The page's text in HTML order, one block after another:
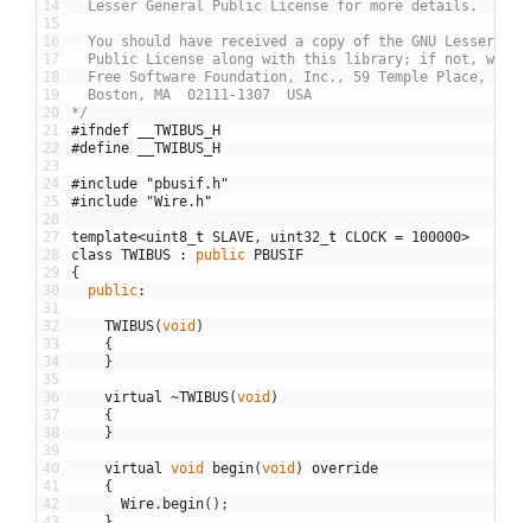
14
15
16
17
18
19
20
21
22
23
24
25
26
27
28
29
30
31
32
33
34
35
36
37
38
39
40
41
42
Lesser General Public License for more details.
You should have received a copy of the GNU Lesser
Public License along with this library; if not,
Free Software Foundation, Inc., 59 Temple Place,
Boston, MA  02111-1307  USA
*/
#ifndef __TWIBUS_H
#define __TWIBUS_H
#include "pbusif.h"
#include "Wire.h"
template<uint8 t SLAVE, uint32 t CLOCK = 100000>
class TWIBUS : public
PBUSIF
{
public:
TWIBUS(void )
{
}
virtual ~TWIBUS(void )
{
}
virtual void begin(void )
override
{
Wire. begin( ) ;